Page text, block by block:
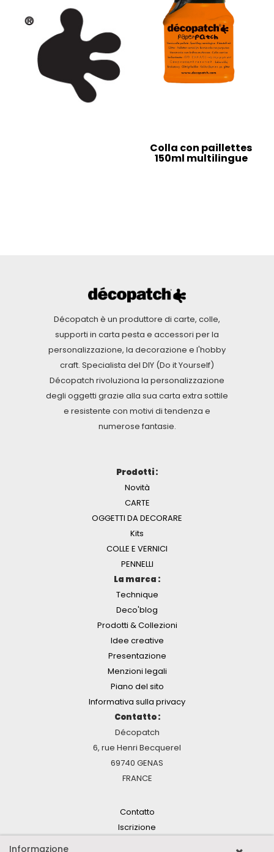
Colla con paillettes
150ml multilingue
Décopatch è un produttore di carte, colle,
supporti in carta pesta e accessori per la
personalizzazione, la decorazione e l'hobby
craft. Specialista del DIY (Do it Yourself)
Décopatch rivoluziona la personalizzazione
degli oggetti grazie alla sua carta extra sottile
e resistente con motivi di tendenza e
numerose fantasie.
Prodotti :
Novità
CARTE
OGGETTI DA DECORARE
Kits
COLLE E VERNICI
PENNELLI
La marca :
Technique
Deco'blog
Prodotti & Collezioni
Idee creative
Presentazione
Menzioni legali
Piano del sito
Informativa sulla privacy
Contatto :
Décopatch
6, rue Henri Becquerel
69740 GENAS
FRANCE
Contatto
Iscrizione
Informazione